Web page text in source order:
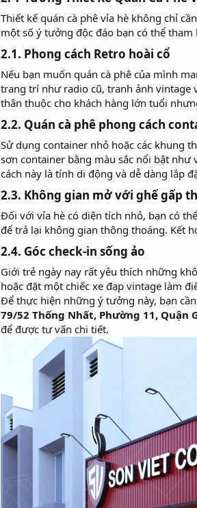
Thiết kế quán cà phê vỉa hè không chỉ
một số ý tưởng độc đáo bạn có thể tham
2.1. Phong cách Retro hoài cổ​
Nếu bạn muốn quán cà phê của mình
trang trí như radio cũ, tranh ảnh vintage
thân thuộc cho khách hàng lớn tuổi
2.2. Quán cà phê phong cách
Sử dụng container nhỏ hoặc các khung
sơn container bằng màu sắc nổi bật
cách này là tính di động và dễ dàng lắp
2.3. Không gian mở với ghế gấp
Đối với vỉa hè có diện tích nhỏ, bạn có
để trả lại không gian thông thoáng. Kết
2.4. Góc check-in sống ảo​
Giới trẻ ngày nay rất yêu thích những
hoặc đặt một chiếc xe đạp vintage làm
Để thực hiện những ý tưởng này, bạn
79/52 Thống Nhất, Phường 11, Quận
để được tư vấn chi tiết.